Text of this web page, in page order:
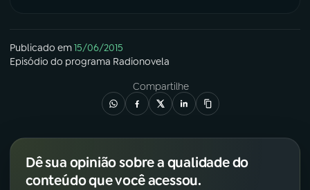
Publicado em15/06/2015
Episódio do programa Radionovela
Compartilhe
Dê sua opinião sobre a qualidade do
conteúdo que você acessou.